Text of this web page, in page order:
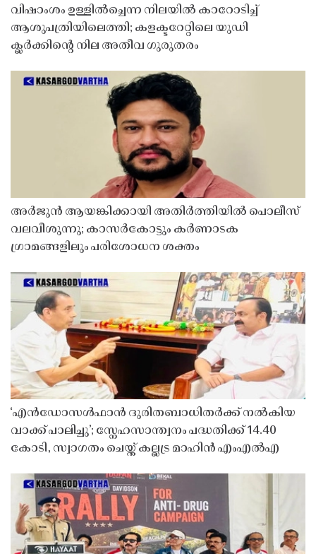
വിഷാംശം ഉള്ളിൽച്ചെന്ന നിലയിൽ കാറോടിച്ച്
ആശുപത്രിയിലെത്തി; കളക്ടറേറ്റിലെ യുഡി
ക്ലർക്കിൻ്റെ നില അതീവ ഗുരുതരം
അർജുൻ ആയങ്കിക്കായി അതിർത്തിയിൽ പൊലീസ്
വലവീശുന്നു; കാസർകോട്ടും കർണാടക
ഗ്രാമങ്ങളിലും പരിശോധന ശക്തം
‘എൻഡോസൾഫാൻ ദുരിതബാധിതർക്ക് നൽകിയ
വാക്ക് പാലിച്ചു’; സ്നേഹസാന്ത്വനം പദ്ധതിക്ക് 14.40
കോടി, സ്വാഗതം ചെയ്ത് കല്ലട്ര മാഹിൻ എംഎൽഎ